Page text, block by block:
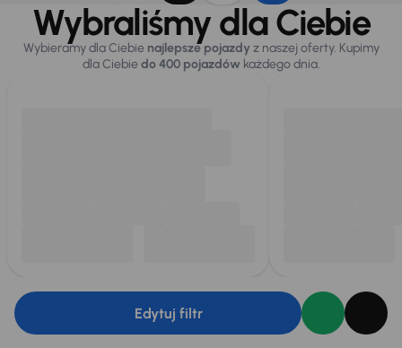
Wybraliśmy dla Ciebie
Wybieramy dla Ciebie najlepsze pojazdy z naszej oferty. Kupimy
dla Ciebiedo 400 pojazdówkażdego dnia.
Edytuj filtr